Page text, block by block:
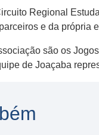
Regional
e da própria
são os
de Joaçaba